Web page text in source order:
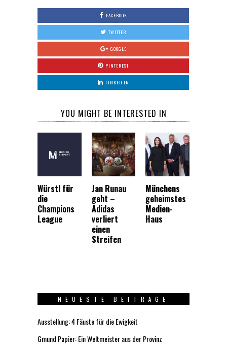
FACEBOOK
TWITTER
GOOGLE
PINTEREST
LINKED IN
YOU MIGHT BE INTERESTED IN
Würstl für
die
Champions
League
Jan Runau
geht –
Adidas
verliert
einen
Streifen
Münchens
geheimstes
Medien-
Haus
NEUESTE BEITRÄGE
Ausstellung: 4 Fäuste für die Ewigkeit
Gmund Papier: Ein Weltmeister aus der Provinz